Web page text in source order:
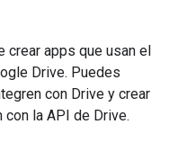
crear apps que usan el
Drive. Puedes
con Drive y crear
la API de Drive.